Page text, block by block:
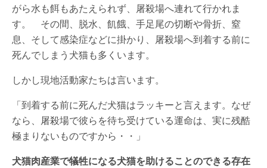
がら水も餌もあたえられず、屠殺場へ連れて行かれま
す。 その間、脱水、飢餓、手足尾の切断や骨折、窒
息、そして感染症などに掛かり、屠殺場へ到着する前に
死んでしまう犬猫も多くいます。
しかし現地活動家たちは言います。
「到着する前に死んだ犬猫はラッキーと言えます。なぜ
なら、屠殺場で彼らを待ち受けている運命は、実に残酷
極まりないものですから・・」
犬猫肉産業で犠牲になる犬猫を助けることのできる存在